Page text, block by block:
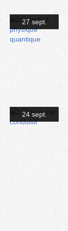
27 sept.
24 sept.